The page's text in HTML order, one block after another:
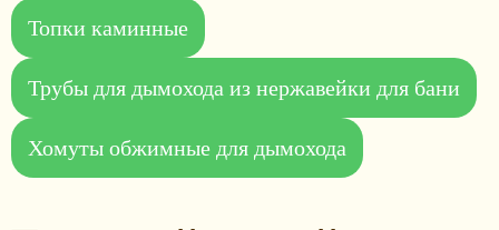
Топки каминные
Трубы для дымохода из нержавейки для бани
Хомуты обжимные для дымохода